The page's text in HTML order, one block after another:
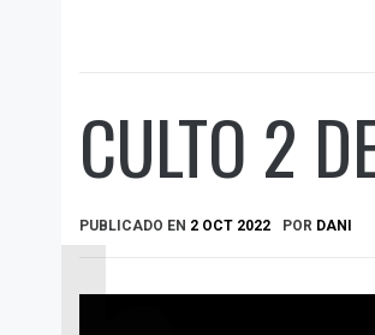
CULTO 2
PUBLICADO EN 2 OCT 2022 POR DANI